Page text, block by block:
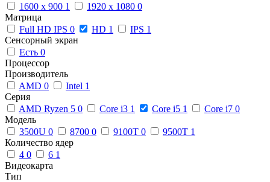
1600 x 900 1 1920 x 1080 0
Матрица
Full HD IPS 0 HD 1 IPS 1
Сенсорный экран
Есть 0
Процессор
Производитель
AMD 0 Intel 1
Серия
AMD Ryzen 5 0 Core i3 1 Core i5 1 Core i7 0
Модель
3500U 0 8700 0 9100T 0 9500T 1
Количество ядер
4 0 6 1
Видеокарта
Тип